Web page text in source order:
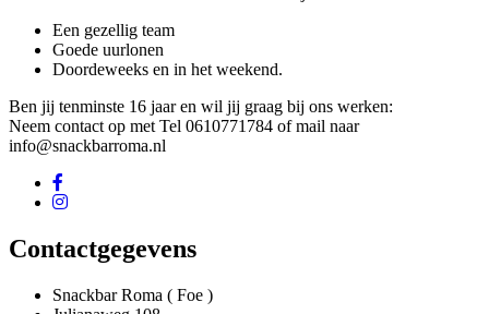
Een gezellig team
Goede uurlonen
Doordeweeks en in het weekend.
Ben jij tenminste 16 jaar en wil jij graag bij ons werken:
Neem contact op met Tel 0610771784 of mail naar
info@snackbarroma.nl
Contactgegevens
Snackbar Roma ( Foe )